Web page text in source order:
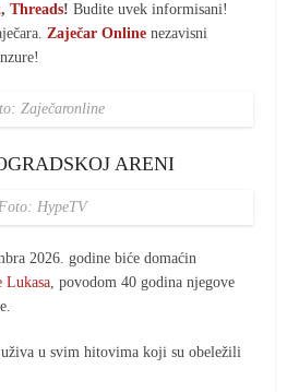
,Threads!Budite uvek informisani!
Zaječar Onlinenezavisni
Zaječaronline
ARENI
HypeTV
2026. godine biće domaćin
Lukasa, povodom 40 godina njegove
u svim hitovima koji su obeležili